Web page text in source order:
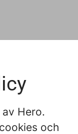
Hero.
och